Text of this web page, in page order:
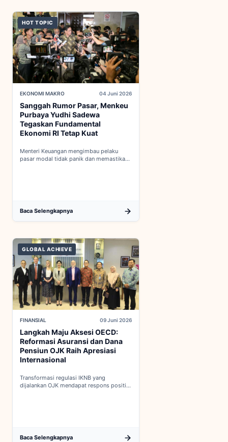
HOT TOPIC
EKONOMI MAKRO 04 Juni 2026
Sanggah Rumor Pasar, Menkeu
Purbaya Yudhi Sadewa
Tegaskan Fundamental
Ekonomi RI Tetap Kuat
Menteri Keuangan mengimbau pelaku
pasar modal tidak panik dan memastikan
Baca Selengkapnya
GLOBAL ACHIEVE
FINANSIAL 09 Juni 2026
Langkah Maju Aksesi OECD:
Reformasi Asuransi dan Dana
Pensiun OJK Raih Apresiasi
Internasional
Transformasi regulasi IKNB yang
dijalankan OJK mendapat respons positif
Baca Selengkapnya